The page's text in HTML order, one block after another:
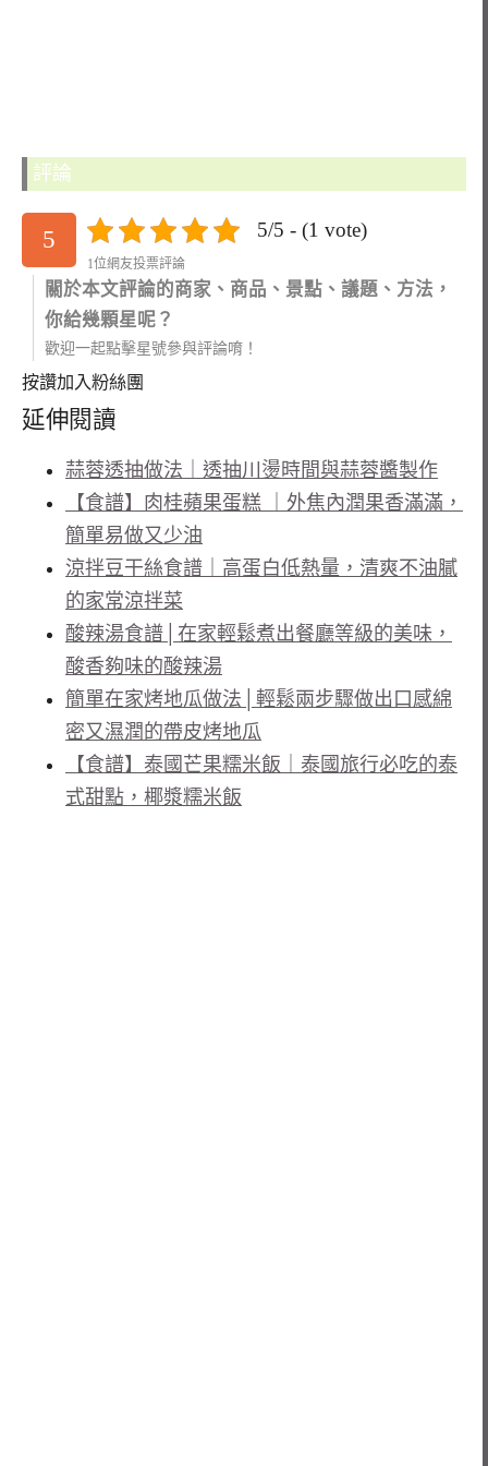
評論
5 5/5 - (1 vote)
1位網友投票評論
關於本文評論的商家、商品、景點、議題、方法，
你給幾顆星呢？
歡迎一起點擊星號參與評論唷！
按讚加入粉絲團
延伸閱讀
蒜蓉透抽做法｜透抽川燙時間與蒜蓉醬製作
【食譜】肉桂蘋果蛋糕 ｜外焦內潤果香滿滿，
簡單易做又少油
涼拌豆干絲食譜｜高蛋白低熱量，清爽不油膩
的家常涼拌菜
酸辣湯食譜│在家輕鬆煮出餐廳等級的美味，
酸香夠味的酸辣湯
簡單在家烤地瓜做法│輕鬆兩步驟做出口感綿
密又濕潤的帶皮烤地瓜
【食譜】泰國芒果糯米飯｜泰國旅行必吃的泰
式甜點，椰漿糯米飯